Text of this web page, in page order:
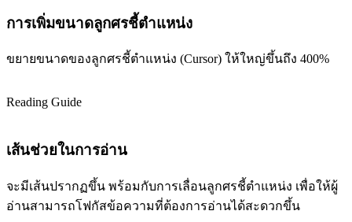
การเพิ่มขนาดลูกศรชี้ตำแหน่ง
ขยายขนาดของลูกศรชี้ตำแหน่ง (Cursor) ให้ใหญ่ขึ้นถึง 400%
Reading Guide
เส้นช่วยในการอ่าน
จะมีเส้นปรากฏขึ้น พร้อมกับการเลื่อนลูกศรชี้ตำแหน่ง เพื่อให้ผู้
อ่านสามารถโฟกัสข้อความที่ต้องการอ่านได้สะดวกขึ้น